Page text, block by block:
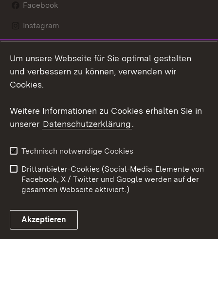
Facebook
Instagram
Mastodon
Youtube
Link zum Landesportal
Kontakt
Datenschutz
Barrierefreiheit
Impressum Cookies
Um unsere Webseite für Sie optimal gestalten
und verbessern zu können, verwenden wir
Cookies.
Weitere Informationen zu Cookies erhalten Sie in
unserer Datenschutzerklärung.
Technisch notwendige Cookies
Drittanbieter-Cookies (Social-Media-Elemente von
Facebook, X / Twitter und Google werden auf der
gesamten Webseite aktiviert.)
Akzeptieren